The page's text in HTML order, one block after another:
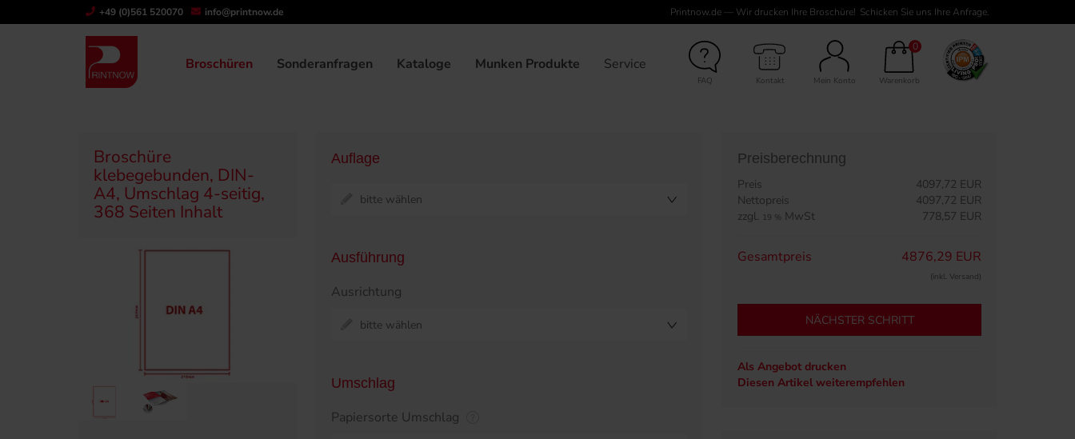
+49 (0)561 520070 info@printnow.de Printnow.de — Wir drucken Ihre Broschüre! Schicken Sie uns Ihre Anfrage.
Broschüren Sonderanfragen Kataloge Munken Produkte Service
FAQ Kontakt Mein Konto
0
Warenkorb
Produktübersicht Broschüren Broschüre klebegebunden, DIN-A4, Umschlag 4-seitig, 368 Seiten Inhalt
Broschüre
klebegebunden, DIN-
A4, Umschlag 4-seitig,
368 Seiten Inhalt
Auflage
bitte wählen
Ausführung
Ausrichtung
bitte wählen
Umschlag
Papiersorte Umschlag
Preisberechnung
Preis
4097,72 EUR
Nettopreis
4097,72 EUR
zzgl. 19 % MwSt 778,57 EUR
Gesamtpreis 4876,29 EUR
(inkl. Versand)
NÄCHSTER SCHRITT
Als Angebot drucken
Diesen Artikel weiterempfehlen